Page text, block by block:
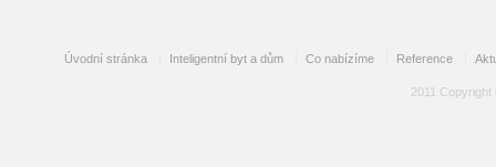
Úvodní stránka Inteligentní byt a dům Co nabízíme Reference
2011